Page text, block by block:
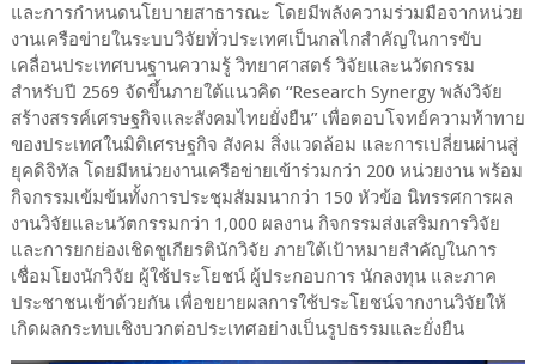
และการกำหนดนโยบายสาธารณะ โดยมีพลังความร่วมมือจากหน่วย
งานเครือข่ายในระบบวิจัยทั่วประเทศเป็นกลไกสำคัญในการขับ
เคลื่อนประเทศบนฐานความรู้ วิทยาศาสตร์ วิจัยและนวัตกรรม
สำหรับปี 2569 จัดขึ้นภายใต้แนวคิด “Research Synergy พลังวิจัย
สร้างสรรค์เศรษฐกิจและสังคมไทยยั่งยืน” เพื่อตอบโจทย์ความท้าทาย
ของประเทศในมิติเศรษฐกิจ สังคม สิ่งแวดล้อม และการเปลี่ยนผ่านสู่
ยุคดิจิทัล โดยมีหน่วยงานเครือข่ายเข้าร่วมกว่า 200 หน่วยงาน พร้อม
กิจกรรมเข้มข้นทั้งการประชุมสัมมนากว่า 150 หัวข้อ นิทรรศการผล
งานวิจัยและนวัตกรรมกว่า 1,000 ผลงาน กิจกรรมส่งเสริมการวิจัย
และการยกย่องเชิดชูเกียรตินักวิจัย ภายใต้เป้าหมายสำคัญในการ
เชื่อมโยงนักวิจัย ผู้ใช้ประโยชน์ ผู้ประกอบการ นักลงทุน และภาค
ประชาชนเข้าด้วยกัน เพื่อขยายผลการใช้ประโยชน์จากงานวิจัยให้
เกิดผลกระทบเชิงบวกต่อประเทศอย่างเป็นรูปธรรมและยั่งยืน